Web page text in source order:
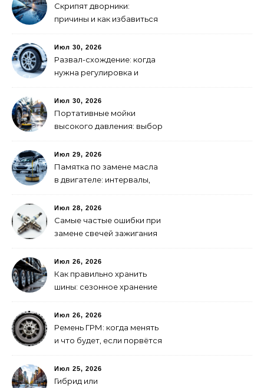
Скрипят дворники:
причины и как избавиться
Июл 30, 2026
Развал-схождение: когда
нужна регулировка и
Июл 30, 2026
Портативные мойки
высокого давления: выбор
мойки авто
Июл 29, 2026
Памятка по замене масла
в двигателе: интервалы,
Июл 28, 2026
Самые частые ошибки при
замене свечей зажигания
Июл 26, 2026
Как правильно хранить
шины: сезонное хранение
Июл 26, 2026
Ремень ГРМ: когда менять
и что будет, если порвётся
Июл 25, 2026
Гибрид или